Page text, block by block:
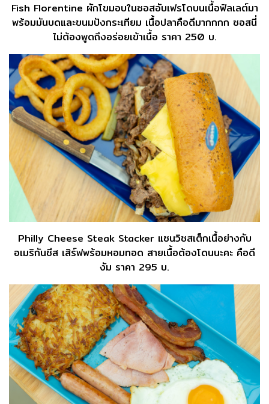
Fish Florentine ผักโขมอบในซอสอับเฟรโดบนเนื้อฟิลเลต์มา
พร้อมมันบดและขนมปังกระเทียม เนื้อปลาคือดีมากกกก ซอสนี่
ไม่ต้องพูดถึงอร่อยเข้าเนื้อ ราคา 250 บ.
Philly Cheese Steak Stacker แซนวิชสเต็กเนื้อย่างกับ
อเมริกันชีส เสิร์ฟพร้อมหอมทอด สายเนื้อต้องโดนนะคะ คือดี
งัม ราคา 295 บ.